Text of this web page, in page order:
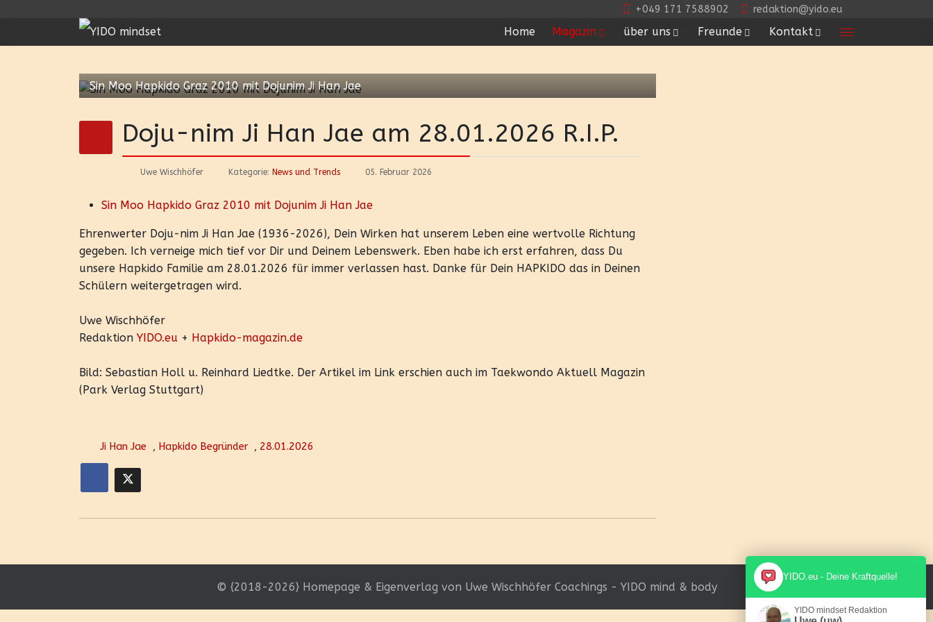
+049 171 7588902 redaktion@yido.eu
Home Magazin über uns Freunde Kontakt
Sin Moo Hapkido Graz 2010 mit Dojunim Ji Han Jae
Doju-nim Ji Han Jae am 28.01.2026 R.I.P.
Uwe Wischhöfer Kategorie: News und Trends 05. Februar 2026
Sin Moo Hapkido Graz 2010 mit Dojunim Ji Han Jae
Ehrenwerter Doju-nim Ji Han Jae (1936-2026), Dein Wirken hat unserem Leben eine wertvolle Richtung
gegeben. Ich verneige mich tief vor Dir und Deinem Lebenswerk. Eben habe ich erst erfahren, dass Du
unsere Hapkido Familie am 28.01.2026 für immer verlassen hast. Danke für Dein HAPKIDO das in Deinen
Schülern weitergetragen wird.
Uwe Wischhöfer
Redaktion YIDO.eu + Hapkido-magazin.de
Bild: Sebastian Holl u. Reinhard Liedtke. Der Artikel im Link erschien auch im Taekwondo Aktuell Magazin
(Park Verlag Stuttgart)
Ji Han Jae , Hapkido Begründer , 28.01.2026
© {2018-2026} Homepage & Eigenverlag von Uwe Wischhöfer Coachings - YIDO mind & body
YIDO.eu - Deine Kraftquelle!
YIDO mindset Redaktion